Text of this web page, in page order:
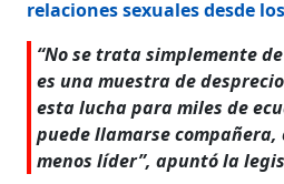
relaciones sexuales desde
“No se trata simplemente
es una muestra de
esta lucha para miles de
puede llamarse
menos líder”, apuntó la